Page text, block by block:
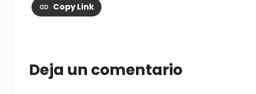
Copy Link
Deja un comentario